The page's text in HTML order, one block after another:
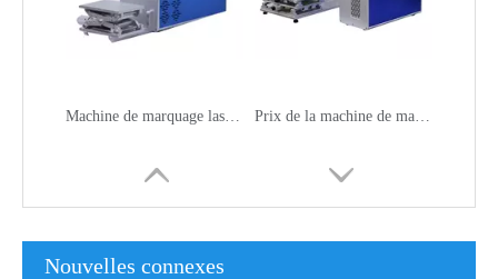
Machine de marquage laser à fibre portable 20W 30W Prix ​​de la machine de marquage laser à fibre IPG YLP-V2 20W / 30W 50W
Nouvelles connexes